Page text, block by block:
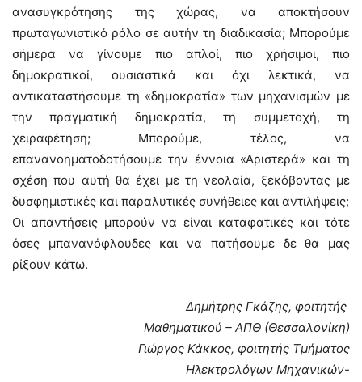
ανασυγκρότησης της χώρας, να αποκτήσουν
πρωταγωνιστικό ρόλο σε αυτήν τη διαδικασία; Μπορούμε
σήμερα να γίνουμε πιο απλοί, πιο χρήσιμοι, πιο
δημοκρατικοί, ουσιαστικά και όχι λεκτικά, να
αντικαταστήσουμε τη «δημοκρατία» των μηχανισμών με
την πραγματική δημοκρατία, τη συμμετοχή, τη
χειραφέτηση; Μπορούμε, τέλος, να
επανανοηματοδοτήσουμε την έννοια «Αριστερά» και τη
σχέση που αυτή θα έχει με τη νεολαία, ξεκόβοντας με
δυσφημιστικές και παραλυτικές συνήθειες και αντιλήψεις;
Οι απαντήσεις μπορούν να είναι καταφατικές και τότε
όσες μπανανόφλουδες και να πατήσουμε δε θα μας
ρίξουν κάτω.
Δημήτρης Γκάζης, φοιτητής
Μαθηματικού – ΑΠΘ (Θεσσαλονίκη)
Γιώργος Κάκκος, φοιτητής Τμήματος
Ηλεκτρολόγων Μηχανικών-